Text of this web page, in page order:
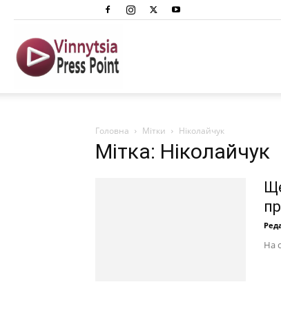
Преспоінт
Головна Мітки Ніколайчук
Мітка: Ніколайчук
На